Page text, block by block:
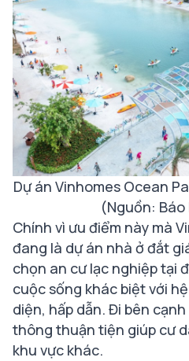
Dự án Vinhomes Ocean
(Nguồn:
Chính vì ưu điểm này mà
đang là dự án nhà ở đắt
chọn an cư lạc nghiệp tại
cuộc sống khác biệt với
diện, hấp dẫn. Đi bên
thông thuận tiện giúp cư
khu vực khác.